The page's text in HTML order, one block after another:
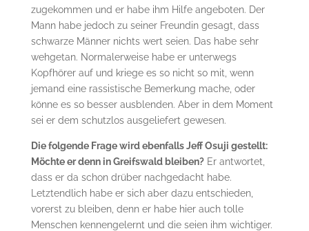
zugekommen und er habe ihm Hilfe angeboten. Der
Mann habe jedoch zu seiner Freundin gesagt, dass
schwarze Männer nichts wert seien. Das habe sehr
wehgetan. Normalerweise habe er unterwegs
Kopfhörer auf und kriege es so nicht so mit, wenn
jemand eine rassistische Bemerkung mache, oder
könne es so besser ausblenden. Aber in dem Moment
sei er dem schutzlos ausgeliefert gewesen.
Die folgende Frage wird ebenfalls Jeff Osuji gestellt:
Möchte er denn in Greifswald bleiben?Er antwortet,
dass er da schon drüber nachgedacht habe.
Letztendlich habe er sich aber dazu entschieden,
vorerst zu bleiben, denn er habe hier auch tolle
Menschen kennengelernt und die seien ihm wichtiger.